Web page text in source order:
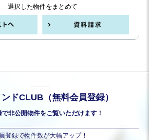
選択した物件をまとめて
ドCLUB（無料会員登録）
非公開物件をご覧いただけます！
登録で物件数が大幅アップ！